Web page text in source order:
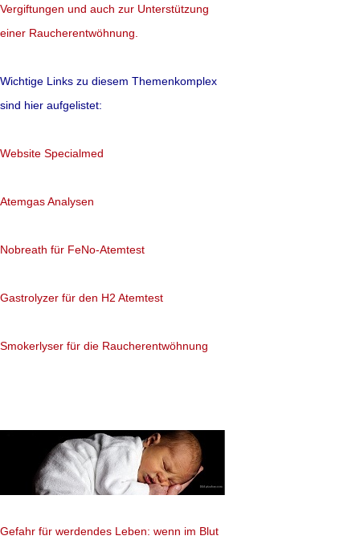
mehr lesen
statistisch zu
wissenschaftlichen
Untersuchug
Akupunktur nicht
Eierstöcken
Vergiftungen und auch zur Unterstützung
einer Raucherentwöhnung.
Wichtige Links zu diesem Themenkomplex
sind hier aufgelistet:
Website Specialmed
Atemgas Analysen
Nobreath für FeNo-Atemtest
Gastrolyzer für den H2 Atemtest
Smokerlyser für die Raucherentwöhnung
Gefahr für werdendes Leben: wenn im Blut